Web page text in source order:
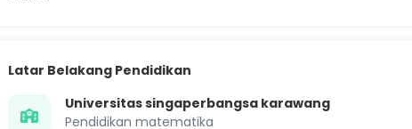
Latar Belakang Pendidikan
Universitas singaperbangsa karawang
Pendidikan matematika